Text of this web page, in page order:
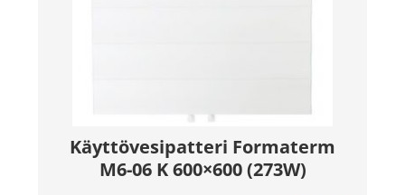
Käyttövesipatteri Formaterm
M6-06 K 600×600 (273W)